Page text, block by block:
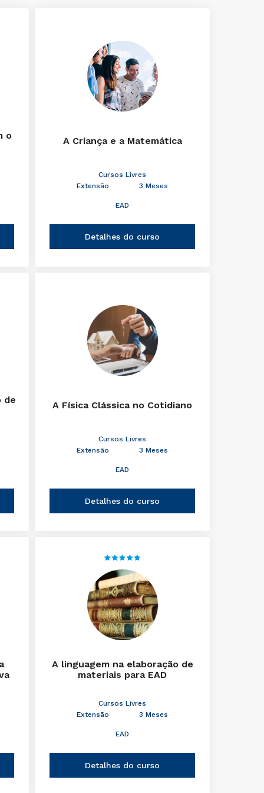
o
A Criança e a Matemática
Cursos Livres
Extensão
3 Meses
EAD
Detalhes do curso
de
A Física Clássica no Cotidiano
Cursos Livres
Extensão
3 Meses
EAD
Detalhes do curso
A linguagem na elaboração de
materiais para EAD
Cursos Livres
Extensão
3 Meses
EAD
Detalhes do curso